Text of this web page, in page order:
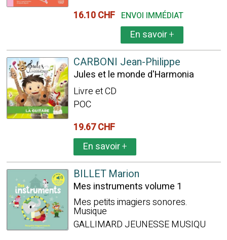
16.10 CHF ENVOI IMMÉDIAT
En savoir+
CARBONI Jean-Philippe
Jules et le monde d'Harmonia
Livre et CD
POC
19.67 CHF
En savoir+
BILLET Marion
Mes instruments volume 1
Mes petits imagiers sonores.
Musique
GALLIMARD JEUNESSE MUSIQU